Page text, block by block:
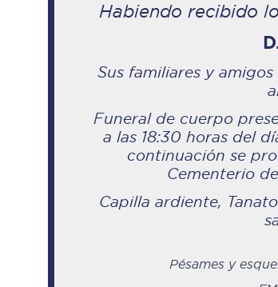
Habiendo recibido
Sus familiares y
Funeral de cuerpo
a las 18:30 horas del
continuación se
Cementerio
Capilla ardiente,
Pésames y